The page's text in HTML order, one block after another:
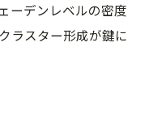
ーデンレベルの密度
ラスター形成が鍵に